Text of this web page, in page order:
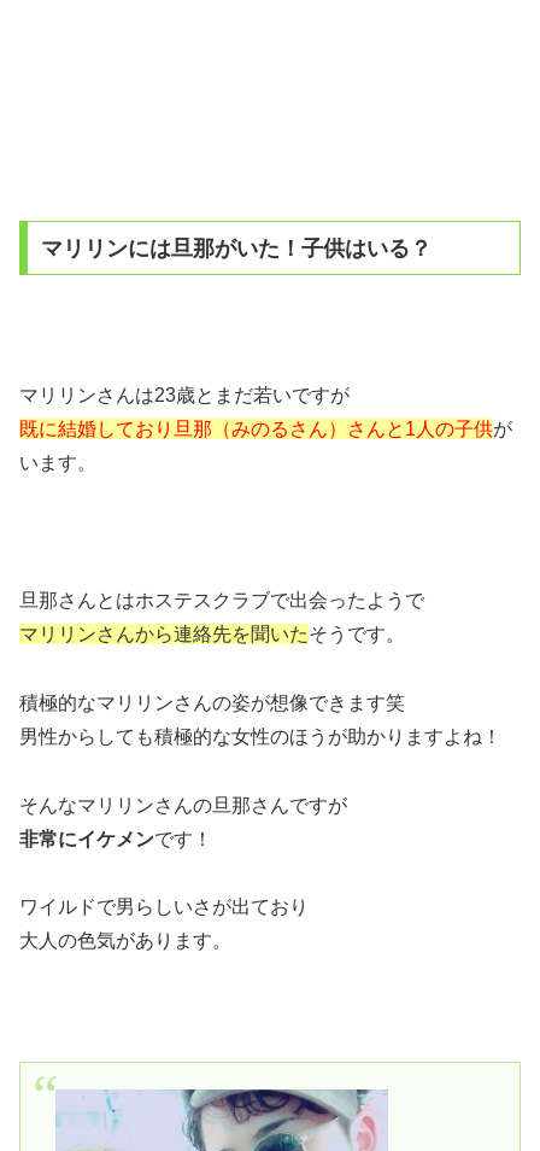
マリリンには旦那がいた！子供はいる？
マリリンさんは23歳とまだ若いですが
既に結婚しており旦那（みのるさん）さんと1人の子供が
います。
旦那さんとはホステスクラブで出会ったようで
マリリンさんから連絡先を聞いたそうです。
積極的なマリリンさんの姿が想像できます笑
男性からしても積極的な女性のほうが助かりますよね！
そんなマリリンさんの旦那さんですが
非常にイケメンです！
ワイルドで男らしいさが出ており
大人の色気があります。